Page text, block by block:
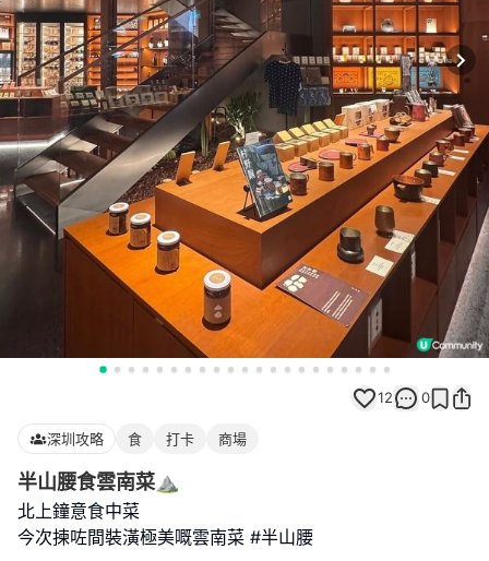
12 0
深圳攻略 食 打卡 商場
半山腰食雲南菜⛰️
北上鐘意食中菜
今次揀咗間裝潢極美嘅雲南菜 #半山腰